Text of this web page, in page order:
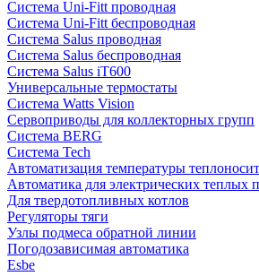
Система Uni-Fitt проводная
Система Uni-Fitt беспроводная
Система Salus проводная
Система Salus беспроводная
Система Salus iT600
Универсальные термостаты
Система Watts Vision
Сервоприводы для коллекторных групп
Система BERG
Система Tech
Автоматизация температуры
Автоматика для электрических теплых
Для твердотопливных котлов
Регуляторы тяги
Узлы подмеса обратной линии
Погодозависимая автоматика
Esbe